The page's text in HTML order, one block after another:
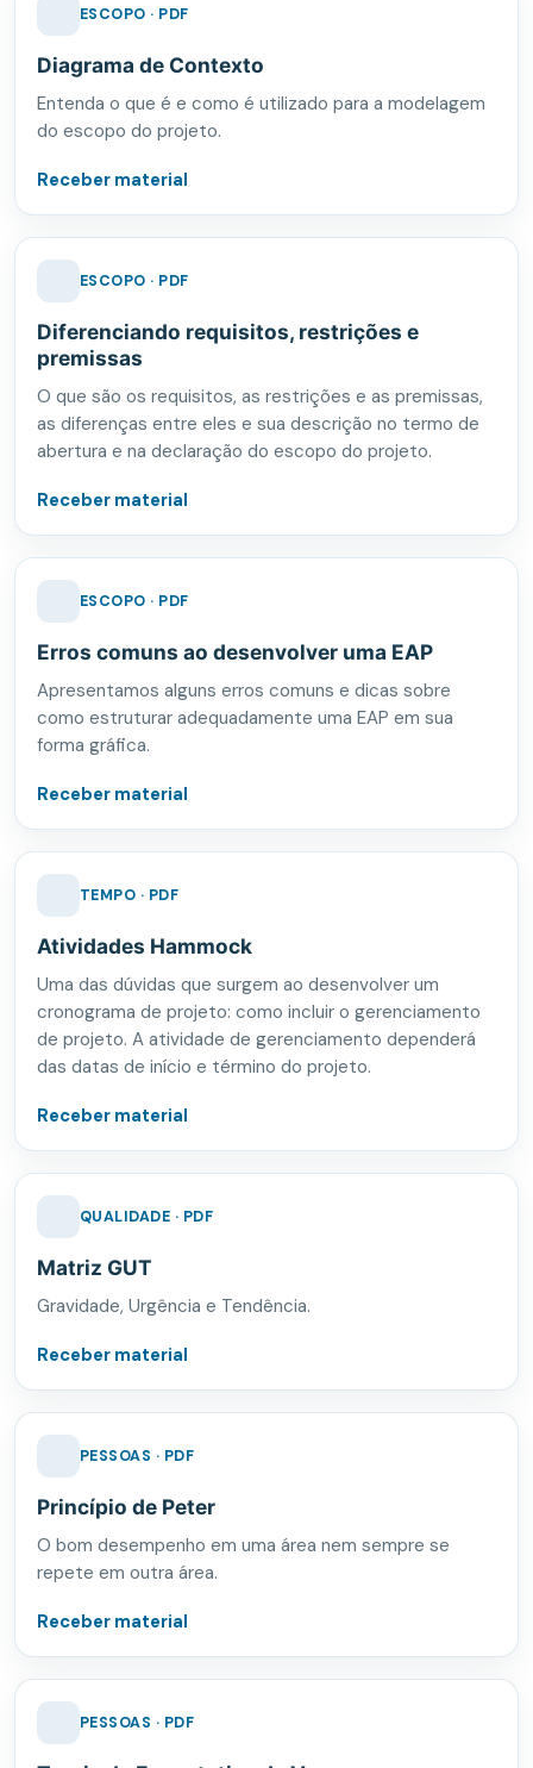
ESCOPO · PDF
Diagrama de Contexto
Entenda o que é e como é utilizado para a modelagem
do escopo do projeto.
Receber material
ESCOPO · PDF
Diferenciando requisitos, restrições e
premissas
O que são os requisitos, as restrições e as premissas,
as diferenças entre eles e sua descrição no termo de
abertura e na declaração do escopo do projeto.
Receber material
ESCOPO · PDF
Erros comuns ao desenvolver uma EAP
Apresentamos alguns erros comuns e dicas sobre
como estruturar adequadamente uma EAP em sua
forma gráfica.
Receber material
TEMPO · PDF
Atividades Hammock
Uma das dúvidas que surgem ao desenvolver um
cronograma de projeto: como incluir o gerenciamento
de projeto. A atividade de gerenciamento dependerá
das datas de início e término do projeto.
Receber material
QUALIDADE · PDF
Matriz GUT
Gravidade, Urgência e Tendência.
Receber material
PESSOAS · PDF
Princípio de Peter
O bom desempenho em uma área nem sempre se
repete em outra área.
Receber material
PESSOAS · PDF